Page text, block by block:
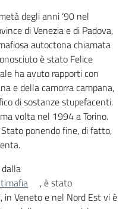
degli anni ‘90 nel
di Venezia e di Padova,
autoctona chiamata
è stato Felice
ha avuto rapporti con
e della camorra campana,
di sostanze stupefacenti.
volta nel 1994 a Torino.
ponendo fine, di fatto,
, è stato
Veneto e nel Nord Est vi è